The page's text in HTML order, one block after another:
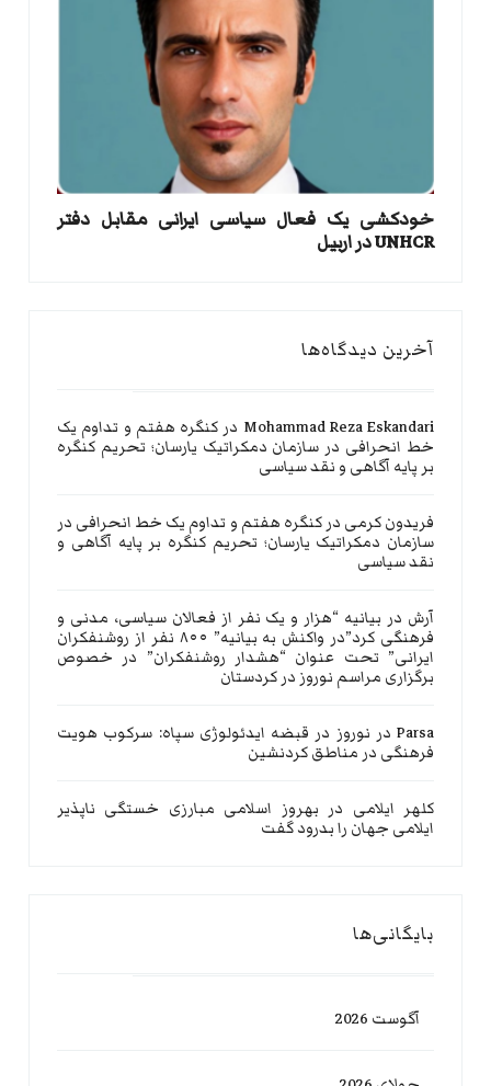
خودکشی یک فعال سیاسی ایرانی مقابل دفتر
UNHCR در اربیل
آخرین دیدگاه‌ها
Mohammad Reza Eskandari در کنگره هفتم و تداوم یک
خط انحرافی در سازمان دمکراتیک یارسان؛ تحریم کنگره
بر پایه آگاهی و نقد سیاسی
فریدون کرمی درکنگره هفتم و تداوم یک خط انحرافی در
سازمان دمکراتیک یارسان؛ تحریم کنگره بر پایه آگاهی و
نقد سیاسی
آرش در بیانیه “هزار و یک نفر از فعالان سیاسی، مدنی و
فرهنگی کرد”در واکنش به بیانیه” ۸۰۰ نفر از روشنفکران
ایرانی” تحت عنوان “هشدار روشنفکران” در خصوص
برگزاری مراسم نوروز در کردستان
Parsa در نوروز در قبضه ایدئولوژی سپاه: سرکوب هویت
فرهنگی در مناطق کردنشین
کلهر ایلامی در بهروز اسلامی مبارزی خستگی ناپذیر
ایلامی جهان را بدرود گفت
بایگانی‌ها
آگوست 2026